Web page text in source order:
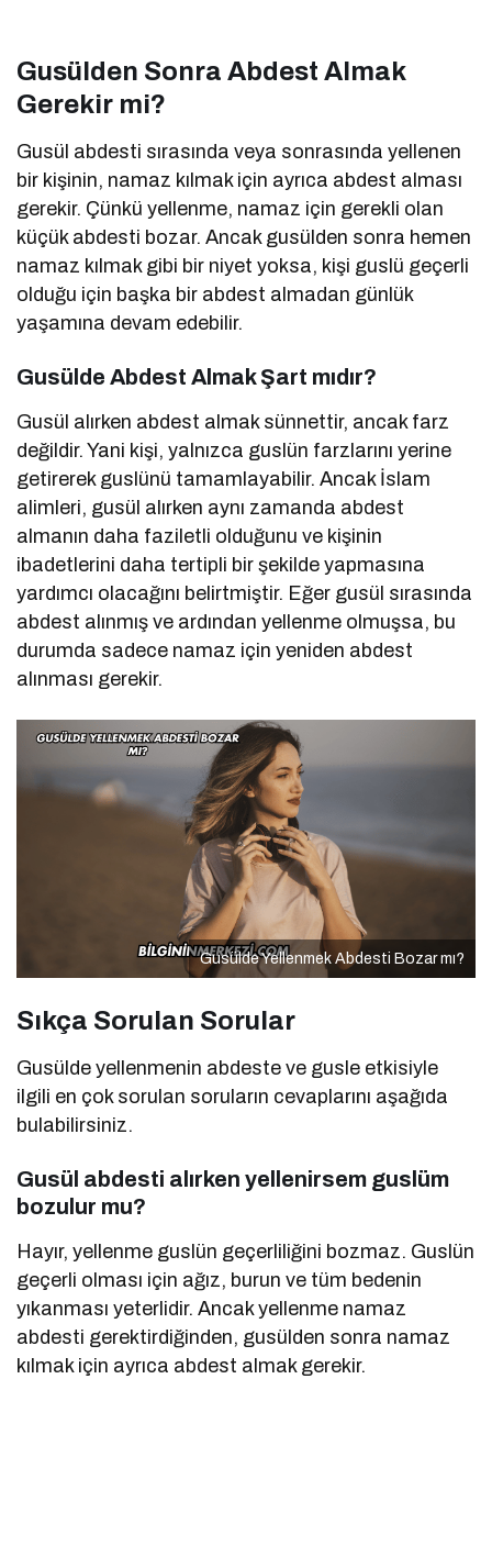
Gusülden Sonra Abdest Almak
Gerekir mi?
Gusül abdesti sırasında veya sonrasında yellenen
bir kişinin, namaz kılmak için ayrıca abdest alması
gerekir. Çünkü yellenme, namaz için gerekli olan
küçük abdesti bozar. Ancak gusülden sonra hemen
namaz kılmak gibi bir niyet yoksa, kişi guslü geçerli
olduğu için başka bir abdest almadan günlük
yaşamına devam edebilir.
Gusülde Abdest Almak Şart mıdır?
Gusül alırken abdest almak sünnettir, ancak farz
değildir. Yani kişi, yalnızca guslün farzlarını yerine
getirerek guslünü tamamlayabilir. Ancak İslam
alimleri, gusül alırken aynı zamanda abdest
almanın daha faziletli olduğunu ve kişinin
ibadetlerini daha tertipli bir şekilde yapmasına
yardımcı olacağını belirtmiştir. Eğer gusül sırasında
abdest alınmış ve ardından yellenme olmuşsa, bu
durumda sadece namaz için yeniden abdest
alınması gerekir.
Gusülde Yellenmek Abdesti Bozar mı?
Sıkça Sorulan Sorular
Gusülde yellenmenin abdeste ve gusle etkisiyle
ilgili en çok sorulan soruların cevaplarını aşağıda
bulabilirsiniz.
Gusül abdesti alırken yellenirsem guslüm
bozulur mu?
Hayır, yellenme guslün geçerliliğini bozmaz. Guslün
geçerli olması için ağız, burun ve tüm bedenin
yıkanması yeterlidir. Ancak yellenme namaz
abdesti gerektirdiğinden, gusülden sonra namaz
kılmak için ayrıca abdest almak gerekir.